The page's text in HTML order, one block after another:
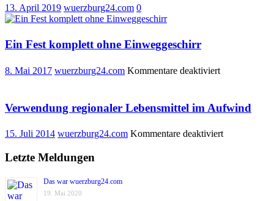
13. April 2019 wuerzburg24.com 0
Ein Fest komplett ohne Einweggeschirr
8. Mai 2017 wuerzburg24.com Kommentare deaktiviertfür
komplett
ohne
Verwendung regionaler Lebensmittel im Aufwind
15. Juli 2014 wuerzburg24.com Kommentare deaktiviertfür
Letzte Meldungen
Das war wuerzburg24.com
19. Mai 2020